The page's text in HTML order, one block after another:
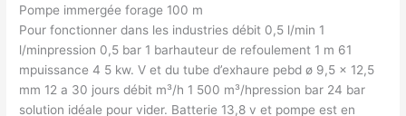
Pompe immergée forage 100 m
Pour fonctionner dans les industries débit 0,5 l/min 1
l/minpression 0,5 bar 1 barhauteur de refoulement 1 m 61
mpuissance 4 5 kw. V et du tube d’exhaure pebd ø 9,5 x 12,5
mm 12 a 30 jours débit m³/h 1 500 m³/hpression bar 24 bar
solution idéale pour vider. Batterie 13,8 v et pompe est en